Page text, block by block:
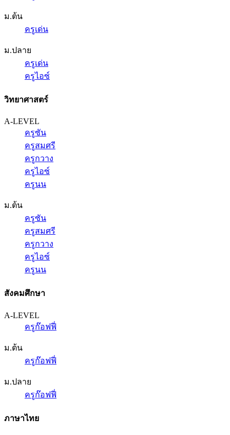
ม.ต้น
ครูเด่น
ม.ปลาย
ครูเด่น
ครูไอซ์
วิทยาศาสตร์
A-LEVEL
ครูซัน
ครูสมศรี
ครูกวาง
ครูไอซ์
ครูนน
ม.ต้น
ครูซัน
ครูสมศรี
ครูกวาง
ครูไอซ์
ครูนน
สังคมศึกษา
A-LEVEL
ครูก๊อฟฟี่
ม.ต้น
ครูก๊อฟฟี่
ม.ปลาย
ครูก๊อฟฟี่
ภาษาไทย